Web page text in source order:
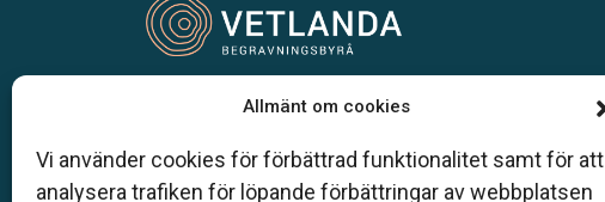
Allmänt om cookies
Vi använder cookies för förbättrad funktionalitet samt för att
analysera trafiken för löpande förbättringar av webbplatsen
Vår begravningsbyrå är en del av Klarahill.
auktoriserade inom Sveriges begravningsbyråers
förbund (SBF). Det personliga är centralt för oss, både